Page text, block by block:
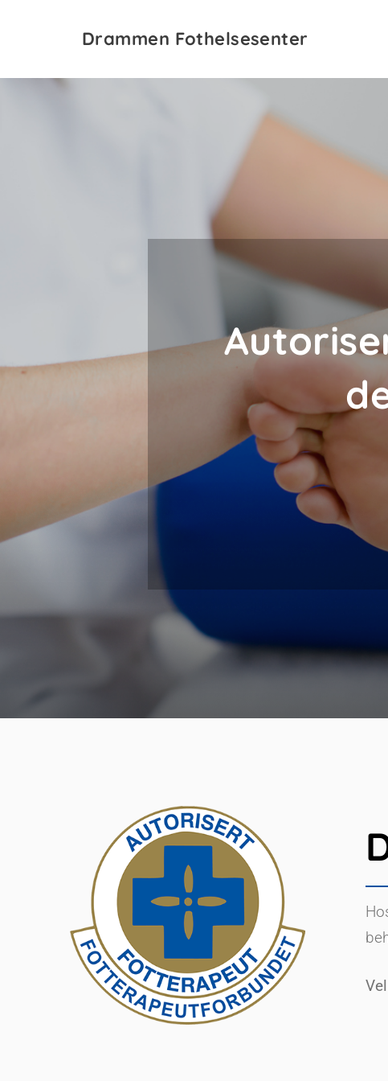
Drammen Fothelsesenter